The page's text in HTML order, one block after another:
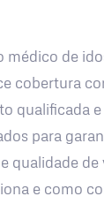
médico de
cobertura
qualificada
para
qualidade de
e como